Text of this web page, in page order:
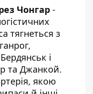
Чонгар -
тягнеться з
і
та Джанкой.
якою